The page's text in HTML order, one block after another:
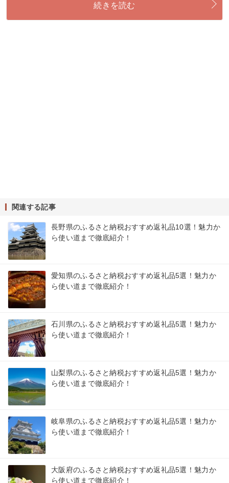
続きを読む
関連する記事
長野県のふるさと納税おすすめ返礼品10選！魅力か
ら使い道まで徹底紹介！
愛知県のふるさと納税おすすめ返礼品5選！魅力か
ら使い道まで徹底紹介！
石川県のふるさと納税おすすめ返礼品5選！魅力か
ら使い道まで徹底紹介！
山梨県のふるさと納税おすすめ返礼品5選！魅力か
ら使い道まで徹底紹介！
岐阜県のふるさと納税おすすめ返礼品5選！魅力か
ら使い道まで徹底紹介！
大阪府のふるさと納税おすすめ返礼品5選！魅力か
ら使い道まで徹底紹介！